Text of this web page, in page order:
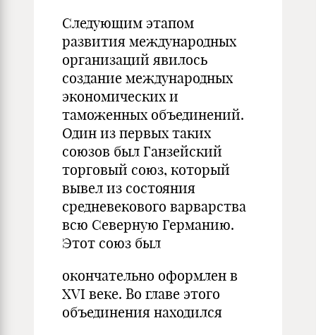
Следующим этапом
развития международных
организаций явилось
создание международных
экономических и
таможенных объединений.
Один из первых таких
союзов был Ганзейский
торговый союз, который
вывел из состояния
средневекового варварства
всю Северную Германию.
Этот союз был
окончательно оформлен в
XVI веке. Во главе этого
объединения находился